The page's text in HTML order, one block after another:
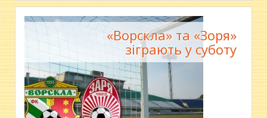
«Ворскла» та «Зоря»
зіграють у суботу